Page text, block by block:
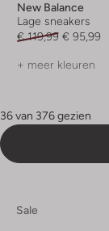
New Balance
Lage sneakers
€ 119,99 € 95,99
+ meer kleuren
36 van 376 gezien
Sale